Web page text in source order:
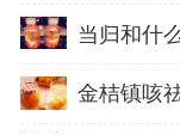
当归和什
金桔镇咳